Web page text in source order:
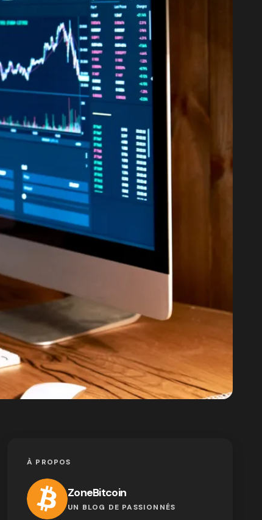
À PROPOS
ZoneBitcoin
UN BLOG DE PASSIONNÉS